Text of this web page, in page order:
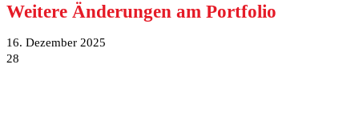
Weitere Änderungen am Portfolio
16. Dezember 2025
28